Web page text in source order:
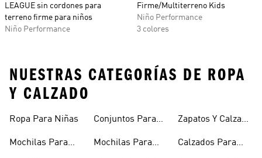
LEAGUE sin cordones para
terreno firme para niños
Niño Performance
Firme/Multiterreno Kids
Niño Performance
3 colores
NUESTRAS CATEGORÍAS DE ROPA
Y CALZADO
Ropa Para Niñas
Mochilas Para
Conjuntos Para
Mochilas Para
Zapatos Y Calzado
Calzados Para